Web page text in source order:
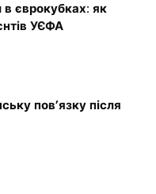
в єврокубках: як
УЄФА
пов’язку після